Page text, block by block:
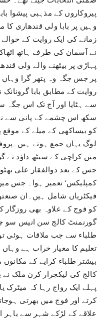
پیروکاروں کے مذہبی پیشوا
وہیں پر بابا ولی قندھاری
زمانے کی ایک روایت کے
نے آسمان کی طرف ہاتھ
پہاڑی پر بیٹھنے والے ولی
پر جس جگہ وہ پتھر گرا
روایت کے مطابق بابا
سے ہٹایا اور آج تک اس
سکھ اس چشمے کے پانی سے
کو بیساکھی کے میلے کے
لوگ یہاں جمع ہوتے
میں کراچی کے سیٹھ داؤد نے
جس کے بعد ذوالفقار علی بھٹو
کمپلیکس‘ تعمیر ہوا۔ جس
فیکٹریاں شامل ہیں۔ان
کو فوج کے علاوہ بھی روزگار
گورنمنٹ کالج سن انیس سو
طلباء سے جب ملاقات ہوئی
تعلیم کا معیار خراب ہے
بیشتر طلباء کرایے کے
کالج کی لیکچرار کرن ملک نے
پہلے ایک رواج رہا کہ میٹرک
کرتے اور فوج میں بھرتی
علاقے کے لڑکے شہر سے باہر